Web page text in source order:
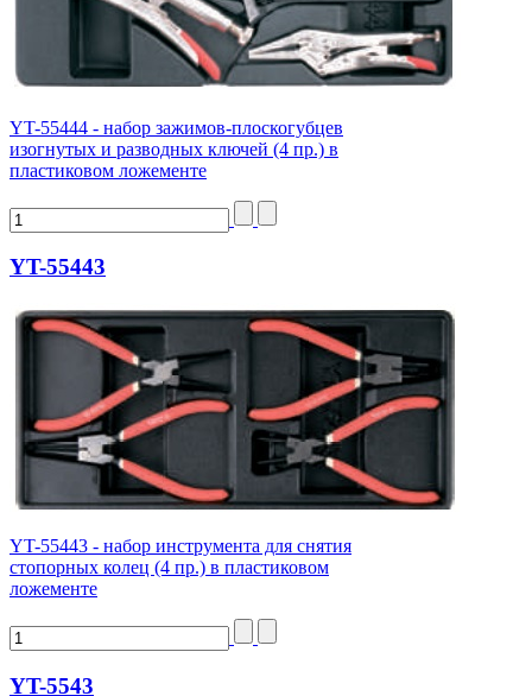
YT-55444 - набор зажимов-плоскогубцев
изогнутых и разводных ключей (4 пр.) в
пластиковом ложементе
YT-55443
YT-55443 - набор инструмента для снятия
стопорных колец (4 пр.) в пластиковом
ложементе
YT-5543